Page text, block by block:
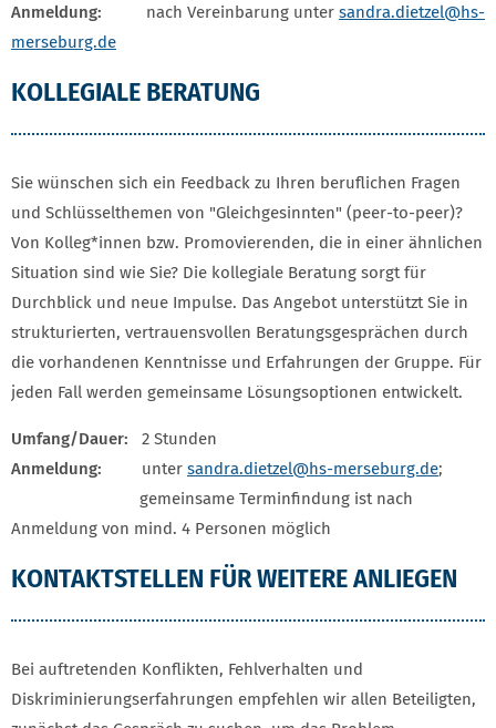
Anmeldung: nach Vereinbarung unter sandra.dietzel@hs-
merseburg.de
KOLLEGIALE BERATUNG
Sie wünschen sich ein Feedback zu Ihren beruflichen Fragen
und Schlüsselthemen von "Gleichgesinnten" (peer-to-peer)?
Von Kolleg*innen bzw. Promovierenden, die in einer ähnlichen
Situation sind wie Sie? Die kollegiale Beratung sorgt für
Durchblick und neue Impulse. Das Angebot unterstützt Sie in
strukturierten, vertrauensvollen Beratungsgesprächen durch
die vorhandenen Kenntnisse und Erfahrungen der Gruppe. Für
jeden Fall werden gemeinsame Lösungsoptionen entwickelt.
Umfang/Dauer: 2 Stunden
Anmeldung: unter sandra.dietzel@hs-merseburg.de;
gemeinsame Terminfindung ist nach
Anmeldung von mind. 4 Personen möglich
KONTAKTSTELLEN FÜR WEITERE ANLIEGEN
Bei auftretenden Konflikten, Fehlverhalten und
Diskriminierungserfahrungen empfehlen wir allen Beteiligten,